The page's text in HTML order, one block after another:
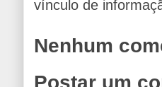
vínculo de
Nenhum
Postar um